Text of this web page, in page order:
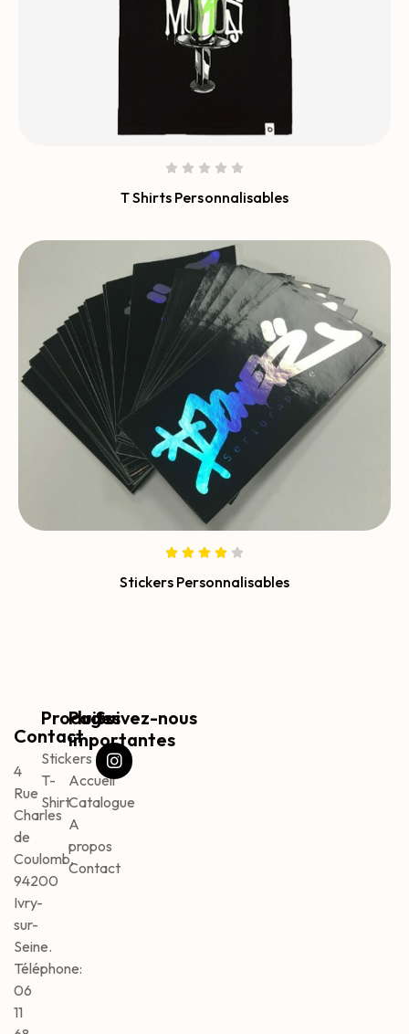
T Shirts Personnalisables
Stickers Personnalisables
Contact
4
Rue
Charles
de
Coulomb,
94200
Ivry-
sur-
Seine.
Téléphone:
06
11
Produits
Stickers
T-
Shirt
Pages
importantes
Accueil
Catalogue
A
propos
Contact
Suivez-nous